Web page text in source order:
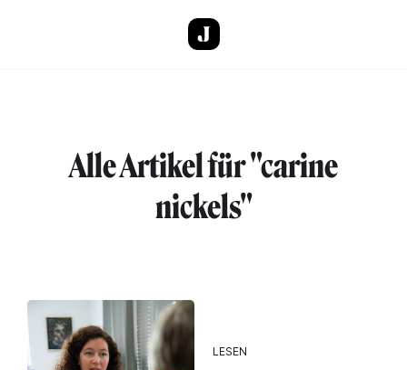
Alle Artikel für "carine
nickels"
LESEN